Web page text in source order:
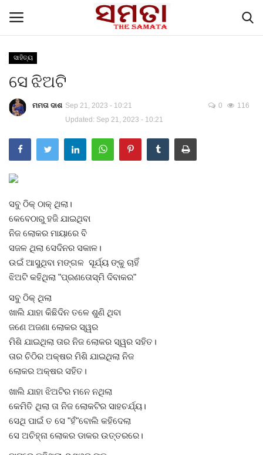
Home
Contacts
English Articles
ବିଶେଷ ପ୍ରସଙ୍ଗ
The Samata, Voice of the people
ମୁଖ୍ୟ ଖବର
ଆଜିର ଖବର
ସଂସ୍କୃତି
ସିନେମା
ଭିଡିଓ
ସାହିତ୍ୟ
ସେ ଝିଅଟି
ମମତା ଦାଶ Sep 21, 2023 - 10:21
Updated: Sep 21, 2023 - 10:21
0 116
ସବୁ ଠିକ୍ ଠାକ୍ ଥିଲା।
କେବେଠାରୁ ହଜି ଯାଇଥିବା
ନିଜ ଲୋକର ମାୟାରେ ବି
ସଜଳ ଥିଲା ସେଦିନର ସକାଳ।
ଉଇଁ ଆସୁଥିବା ମଙ୍ଗଳ ସୂର୍ଯ୍ୟ ଙ୍କୁ ଚାହିଁ
ଝିଅଟି କହିଥିଲା "ପ୍ରଣତୋସ୍ମି ଦିବାକର"
ସବୁ ଠିକ୍ ଥିଲା
ଖାଲି ଯାହା କିଛିଦିନ ତଳେ ଶୁଣି ଥିବା
ଜଣେ ଅଜଣା ଲୋକର ସ୍ୱର
ମିଶି ଯାଇଥିଲା ତାର ନିଜ ଲୋକର ସ୍ୱର ସହିତ।
ତାର ଚିଠିର ଅକ୍ଷର ମିଶି ଯାଇଥିଲା ନିଜ
ଲୋକର ଅକ୍ଷର ସହିତ।
ଖାଲି ଯାହା ଝିଅଟିର ମନେ ନଥିଲା
କେମିତି ଥିଲା ତା ନିଜ ଲୋକଟିର ସାହଚର୍ଯ୍ୟ।
ସେଥି ପାଇଁ ତ ସେ "ହଁ"ବୋଲି କହିଦେଲା
ସେ ଅଚିହ୍ନା ଲୋକର ଡାକର ଉତ୍ତରରେ।